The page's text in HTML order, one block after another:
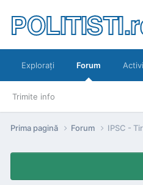
Exploraţi Forum
Trimite info
Prima pagină Forum IPSC -